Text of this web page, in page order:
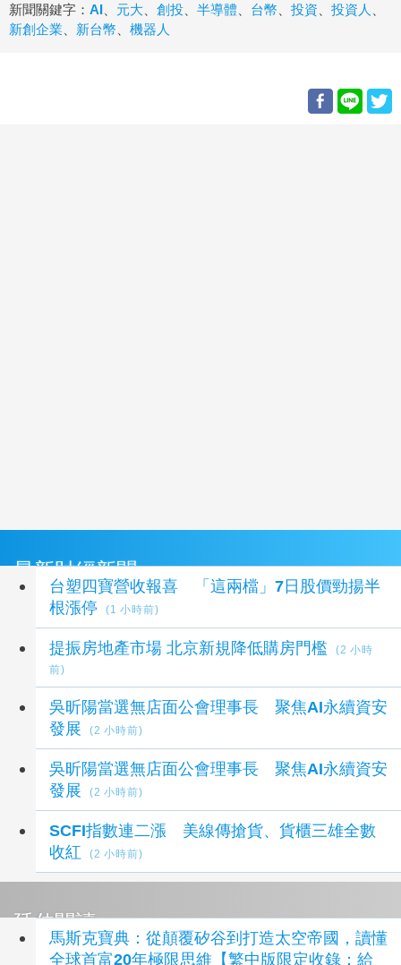
新聞關鍵字： AI 元大 創投 半導體 台幣 投資 投資人
新創企業
新台幣 機器人
最新財經新聞
台塑四寶營收報喜 「這兩檔」7日股價勁揚半
根漲停
(1 小時前)
提振房地產市場 北京新規降低購房門檻
(2 小時
前)
吳昕陽當選無店面公會理事長 聚焦AI永續資安
發展
(2 小時前)
吳昕陽當選無店面公會理事長 聚焦AI永續資安
發展
(2 小時前)
SCFI指數連二漲 美線傳搶貨、貨櫃三雄全數
收紅
(2 小時前)
延伸閱讀
馬斯克寶典：從顛覆矽谷到打造太空帝國，讀懂
全球首富20年極限思維【繁中版限定收錄：給